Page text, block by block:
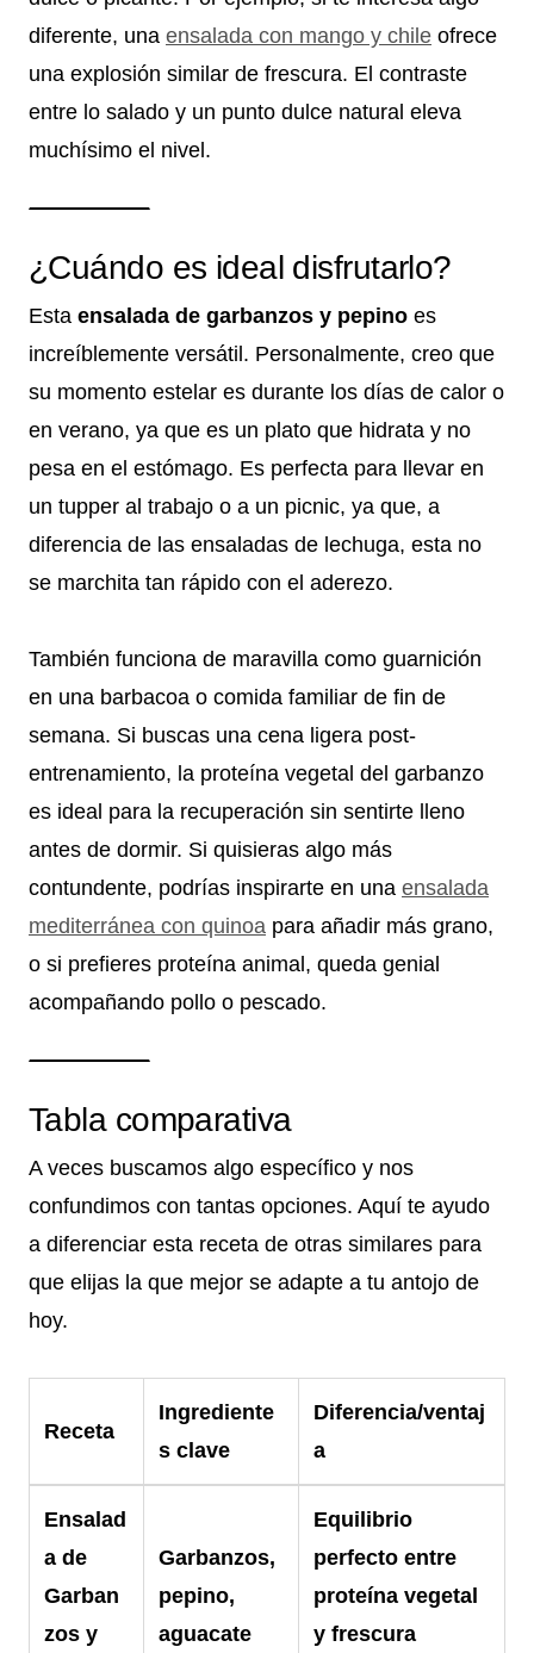
diferente, una ensalada con mango y chile ofrece
una explosión similar de frescura. El contraste
entre lo salado y un punto dulce natural eleva
muchísimo el nivel.
¿Cuándo es ideal disfrutarlo?
Esta ensalada de garbanzos y pepino es
increíblemente versátil. Personalmente, creo que
su momento estelar es durante los días de calor o
en verano, ya que es un plato que hidrata y no
pesa en el estómago. Es perfecta para llevar en
un tupper al trabajo o a un picnic, ya que, a
diferencia de las ensaladas de lechuga, esta no
se marchita tan rápido con el aderezo.
También funciona de maravilla como guarnición
en una barbacoa o comida familiar de fin de
semana. Si buscas una cena ligera post-
entrenamiento, la proteína vegetal del garbanzo
es ideal para la recuperación sin sentirte lleno
antes de dormir. Si quisieras algo más
contundente, podrías inspirarte en una ensalada
mediterránea con quinoa para añadir más grano,
o si prefieres proteína animal, queda genial
acompañando pollo o pescado.
Tabla comparativa
A veces buscamos algo específico y nos
confundimos con tantas opciones. Aquí te ayudo
a diferenciar esta receta de otras similares para
que elijas la que mejor se adapte a tu antojo de
hoy.
Receta
Ingrediente
s clave
Diferencia/ventaj
a
Ensalad
a de
Garban
zos y
Garbanzos,
pepino,
aguacate
Equilibrio
perfecto entre
proteína vegetal
y frescura